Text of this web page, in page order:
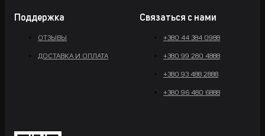
Поддержка
ОТЗЫВЫ
ДОСТАВКА И ОПЛАТА
Связаться с нами
+380 44 384 0988
+380 99 280 4888
+380 93 488 2888
+380 96 480 6888